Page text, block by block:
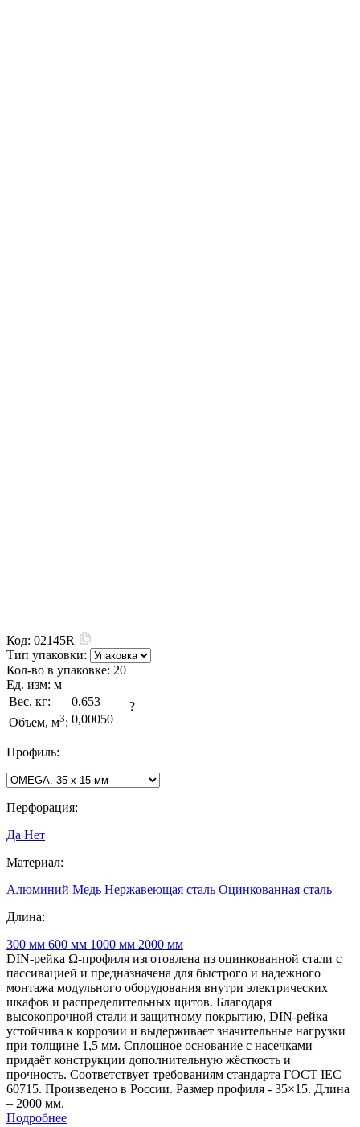
Код: 02145R
Тип упаковки:
Кол-во в упаковке: 20
Ед. изм: м
Вес, кг:
0,653
Объем, м3: 0,00050
?
Профиль:
Перфорация:
Да Нет
Материал:
Алюминий Медь Нержавеющая сталь Оцинкованная сталь
Длина:
300 мм 600 мм 1000 мм 2000 мм
DIN-рейка Ω-профиля изготовлена из оцинкованной стали с
пассивацией и предназначена для быстрого и надежного
монтажа модульного оборудования внутри электрических
шкафов и распределительных щитов. Благодаря
высокопрочной стали и защитному покрытию, DIN-рейка
устойчива к коррозии и выдерживает значительные нагрузки
при толщине 1,5 мм. Сплошное основание с насечками
придаёт конструкции дополнительную жёсткость и
прочность. Соответствует требованиям стандарта ГОСТ IEC
60715. Произведено в России. Размер профиля - 35×15. Длина
– 2000 мм.
Подробнее